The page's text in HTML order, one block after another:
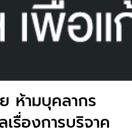
ห้ามบุคลากร
เรื่องการบริจาค